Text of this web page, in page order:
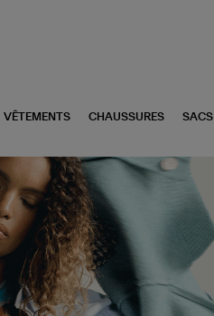
VÊTEMENTS CHAUSSURES SACS